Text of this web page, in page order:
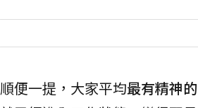
順便一提，大家平均最有精神